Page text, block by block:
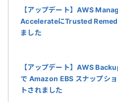
【アップデート】AWS
AccelerateにTrusted
ました
【アップデート】AWS
で Amazon EBS スナップシ
トされました